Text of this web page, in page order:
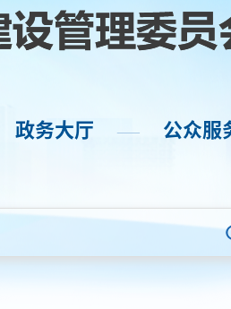
政务大厅 —— 公众服